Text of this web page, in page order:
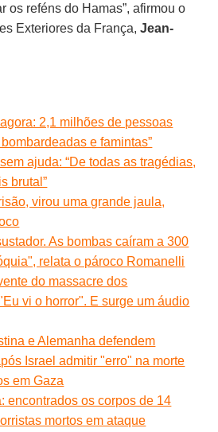
os reféns do Hamas”, afirmou o
Exteriores da França,Jean-
2,1 milhões de pessoas
e famintas”
ajuda: “De todas as tragédias,
brutal”
virou uma grande jaula,
As bombas caíram a 300
relata o pároco Romanelli
do massacre dos
vi o horror". E surge um áudio
e Alemanha defendem
Israel admitir "erro" na morte
em Gaza
encontrados os corpos de 14
mortos em ataque